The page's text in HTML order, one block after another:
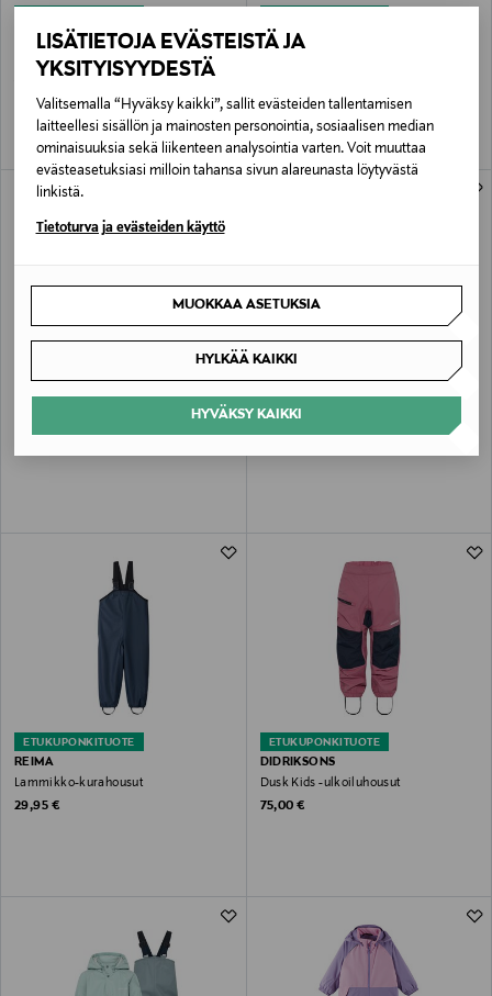
LISÄTIETOJA EVÄSTEISTÄ JA
YKSITYISYYDESTÄ
Valitsemalla “Hyväksy kaikki”, sallit evästeiden tallentamisen
laitteellesi sisällön ja mainosten personointia, sosiaalisen median
ominaisuuksia sekä liikenteen analysointia varten. Voit muuttaa
evästeasetuksiasi milloin tahansa sivun alareunasta löytyvästä
linkistä.
Tietoturva ja evästeiden käyttö
MUOKKAA ASETUKSIA
HYLKÄÄ KAIKKI
HYVÄKSY KAIKKI
BUNDGAARD
Cover Baby Barefoot -kumisaappaat
Original Price
45,90 €
NAME IT
ETUKUPONKITUOTE
NAME IT
ALE –40%
REIMA
Vesi-sadetakki
ETUKUPONKITUOTE
REIMA
Lammikko-kurahousut
Original Price
29,95 €
ETUKUPONKITUOTE
DIDRIKSONS
Dusk Kids -ulkoiluhousut
Original Price
75,00 €